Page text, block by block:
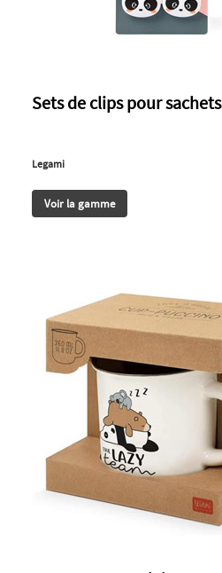
Sets de clips pour sachets
Legami
Voir la gamme